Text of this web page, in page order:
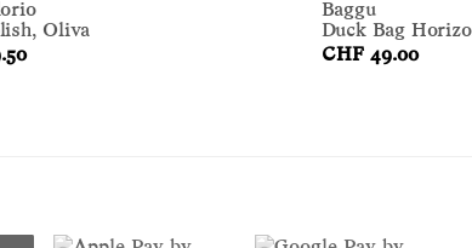
Oliva
Baggu
Duck Bag
CHF 49.00